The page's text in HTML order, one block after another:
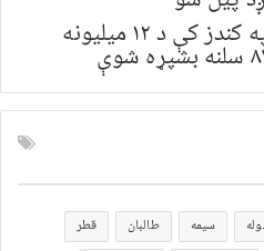
د چغه او آقتاش پلونه؛ په کندز کې د ۱۲ میلیونه
سیمه طالبان
قطر